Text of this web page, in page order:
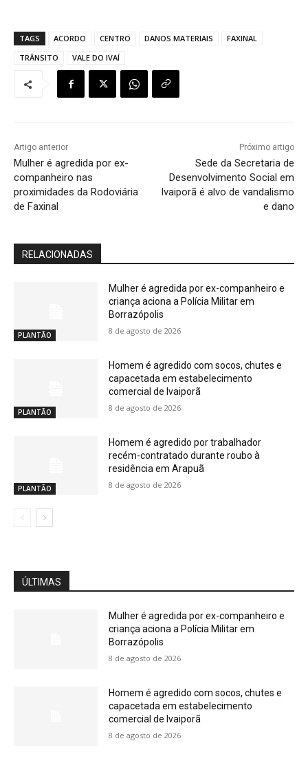
TAGS ACORDO CENTRO DANOS MATERIAIS
FAXINAL
TRÂNSITO
VALE DO IVAÍ
Artigo anterior
Mulher é agredida por ex-
companheiro nas
proximidades da Rodoviária
de Faxinal
Próximo artigo
Sede da Secretaria de
Desenvolvimento Social em
Ivaiporã é alvo de vandalismo
e dano
RELACIONADAS
PLANTÃO
Mulher é agredida por ex-companheiro e
criança aciona a Polícia Militar em
Borrazópolis
8 de agosto de 2026
PLANTÃO
Homem é agredido com socos, chutes e
capacetada em estabelecimento
comercial de Ivaiporã
8 de agosto de 2026
PLANTÃO
Homem é agredido por trabalhador
recém-contratado durante roubo à
residência em Arapuã
8 de agosto de 2026
ÚLTIMAS
Mulher é agredida por ex-companheiro e
criança aciona a Polícia Militar em
Borrazópolis
8 de agosto de 2026
Homem é agredido com socos, chutes e
capacetada em estabelecimento
comercial de Ivaiporã
8 de agosto de 2026